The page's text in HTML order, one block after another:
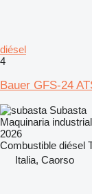
diésel
4
Bauer GFS-24
Subasta
Maquinaria
2026
Combustible diésel
Italia, Caorso